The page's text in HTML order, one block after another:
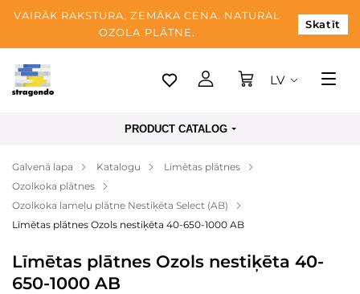
VAIRĀK RAKSTURA, ZEMĀKA CENA. NATURAL
OZOLA PLĀTNE.
Skatīt
Tallina
Apmaksa
Par mums
Blogs
Kontaktinformācija
LV
PRODUCT CATALOG
Galvenā lapa Katalogu
Līmētas plātnes
Ozolkoka plātnes
Ozolkoka lameļu plātne Nestiķēta Select (AB)
Līmētas plātnes Ozols nestiķēta 40-650-1000 AB
Līmētas plātnes Ozols nestiķēta 40-
650-1000 AB